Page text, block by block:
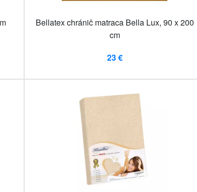
Bellatex chránič matraca Bella Lux, 90 x 200
cm
23 €